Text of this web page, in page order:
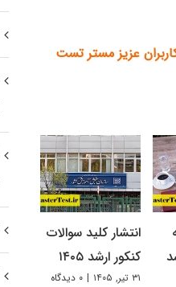
عزیز مستر تست
انتشار کلید سوالات
کنکور ارشد ۱۴۰۵
۳۱ تیر, ۱۴۰۵ | ۰ دیدگاه